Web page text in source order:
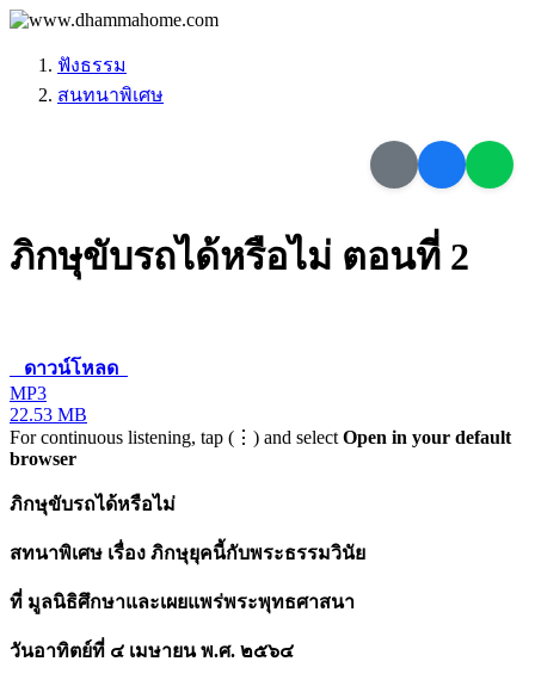
ฟังธรรม
สนทนาพิเศษ
ภิกษุขับรถได้หรือไม่ ตอนที่ 2
ดาวน์โหลด
MP3
22.53 MB
For continuous listening, tap (⋮) and select Open in your default
browser
ภิกษุขับรถได้หรือไม่
สทนาพิเศษ เรื่อง ภิกษุยุคนี้กับพระธรรมวินัย
ที่ มูลนิธิศึกษาและเผยแพร่พระพุทธศาสนา
วันอาทิตย์ที่ ๔ เมษายน พ.ศ. ๒๕๖๔